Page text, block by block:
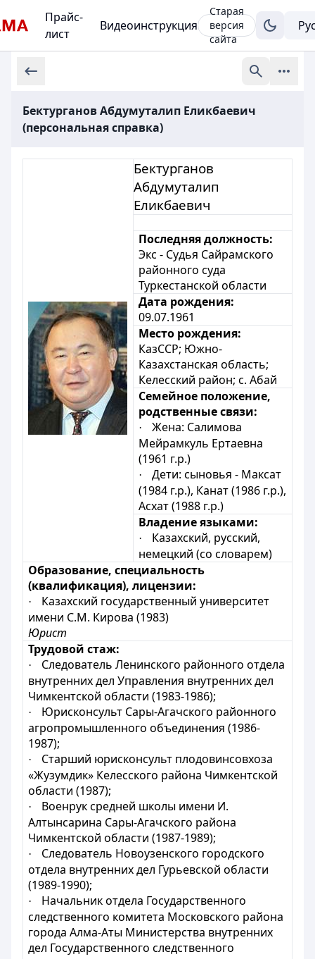
Прайс-
лист
Видеоинструкция
Старая
версия
сайта
Бектурганов Абдумуталип Еликбаевич
(персональная справка)
Бектурганов
Абдумуталип
Еликбаевич
Последняя должность:
Экс - Судья Сайрамского
районного суда
Туркестанской области
Дата рождения:
09.07.1961
Место рождения:
КазССР; Южно-
Казахстанская область;
Келесский район; с. Абай
Семейное положение,
родственные связи:
·
Жена: Салимова
Мейрамкуль Ертаевна
(1961 г.р.)
·
Дети: сыновья - Максат
(1984 г.р.), Канат (1986 г.р.),
Асхат (1988 г.р.)
Владение языками:
·
Казахский, русский,
немецкий (со словарем)
Образование, специальность
(квалификация), лицензии:
·
Казахский государственный университет
имени С.М. Кирова (1983)
Юрист
Трудовой стаж:
·
Следователь Ленинского районного отдела
внутренних дел Управления внутренних дел
Чимкентской области (1983-1986);
·
Юрисконсульт Сары-Агачского районного
агропромышленного объединения (1986-
1987);
·
Старший юрисконсульт плодовинсовхоза
«Жузумдик» Келесского района Чимкентской
области (1987);
·
Военрук средней школы имени И.
Алтынсарина Сары-Агачского района
Чимкентской области (1987-1989);
·
Следователь Новоузенского городского
отдела внутренних дел Гурьевской области
(1989-1990);
·
Начальник отдела Государственного
следственного комитета Московского района
города Алма-Аты Министерства внутренних
дел Государственного следственного